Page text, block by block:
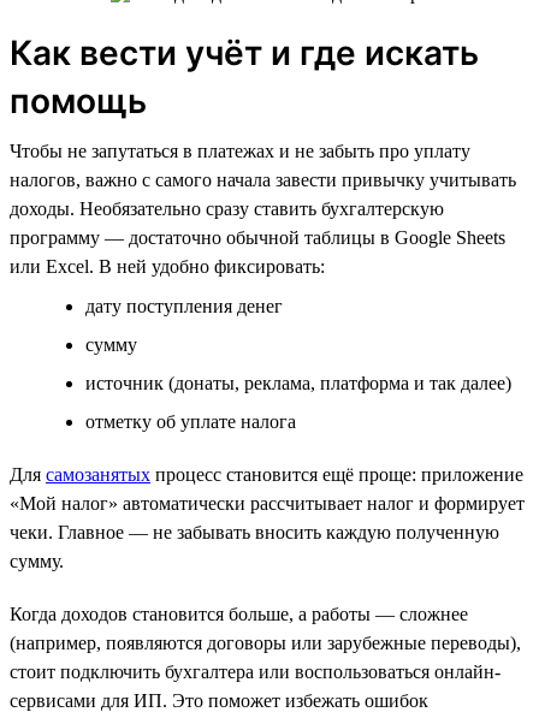
Как вести учёт и где искать
помощь
Чтобы не запутаться в платежах и не забыть про уплату
налогов, важно с самого начала завести привычку учитывать
доходы. Необязательно сразу ставить бухгалтерскую
программу — достаточно обычной таблицы в Google Sheets
или Excel. В ней удобно фиксировать:
дату поступления денег
сумму
источник (донаты, реклама, платформа и так далее)
отметку об уплате налога
Для самозанятых процесс становится ещё проще: приложение
«Мой налог» автоматически рассчитывает налог и формирует
чеки. Главное — не забывать вносить каждую полученную
сумму.
Когда доходов становится больше, а работы — сложнее
(например, появляются договоры или зарубежные переводы),
стоит подключить бухгалтера или воспользоваться онлайн-
сервисами для ИП. Это поможет избежать ошибок